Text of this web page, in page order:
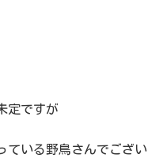
定ですが
ている野鳥さんでござい